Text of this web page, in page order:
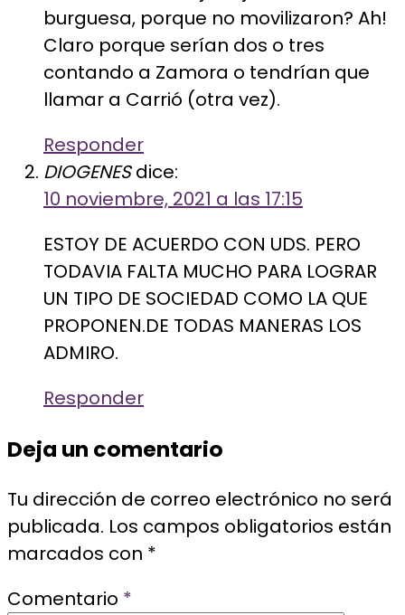
burguesa, porque no movilizaron? Ah!
Claro porque serían dos o tres
contando a Zamora o tendrían que
llamar a Carrió (otra vez).
Responder
DIOGENES dice:
10 noviembre, 2021 a las 17:15
ESTOY DE ACUERDO CON UDS. PERO
TODAVIA FALTA MUCHO PARA LOGRAR
UN TIPO DE SOCIEDAD COMO LA QUE
PROPONEN.DE TODAS MANERAS LOS
ADMIRO.
Responder
Deja un comentario
Tu dirección de correo electrónico no será
publicada. Los campos obligatorios están
marcados con *
Comentario *